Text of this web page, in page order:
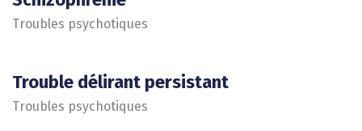
Troubles psychotiques
Trouble délirant persistant
Troubles psychotiques